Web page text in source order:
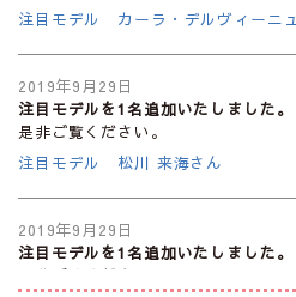
注目モデル カーラ・デルヴィーニュ
2019年9月29日
注目モデルを1名追加いたしました。
是非ご覧ください。
注目モデル 松川 来海さん
2019年9月29日
注目モデルを1名追加いたしました。
是非ご覧ください。